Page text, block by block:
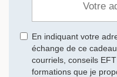
En indiquant votre
échange de ce
courriels, conseils
formations que je